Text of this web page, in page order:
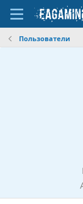
Пользователи